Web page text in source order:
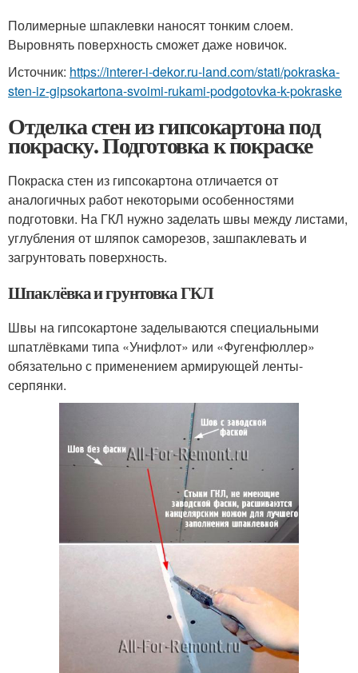
Полимерные шпаклевки наносят тонким слоем.
Выровнять поверхность сможет даже новичок.
Источник: https://interer-i-dekor.ru-land.com/stati/pokraska-
sten-iz-gipsokartona-svoimi-rukami-podgotovka-k-pokraske
Отделка стен из гипсокартона под
покраску. Подготовка к покраске
Покраска стен из гипсокартона отличается от
аналогичных работ некоторыми особенностями
подготовки. На ГКЛ нужно заделать швы между листами,
углубления от шляпок саморезов, зашпаклевать и
загрунтовать поверхность.
Шпаклёвка и грунтовка ГКЛ
Швы на гипсокартоне заделываются специальными
шпатлёвками типа «Унифлот» или «Фугенфюллер»
обязательно с применением армирующей ленты-
серпянки.